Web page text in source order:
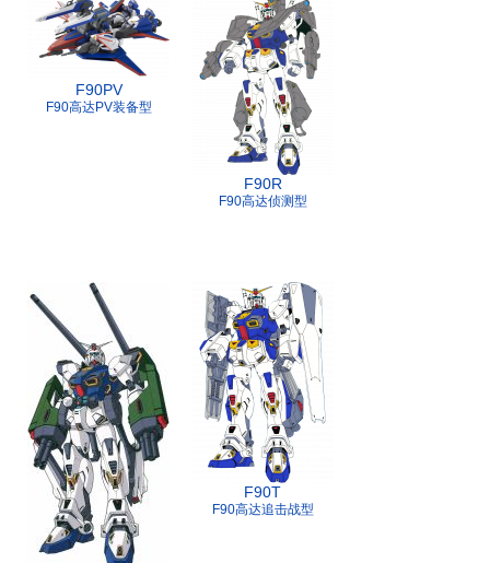
F90PV
F90高达PV装备型
F90R
F90高达侦测型
F90T
F90高达追击战型